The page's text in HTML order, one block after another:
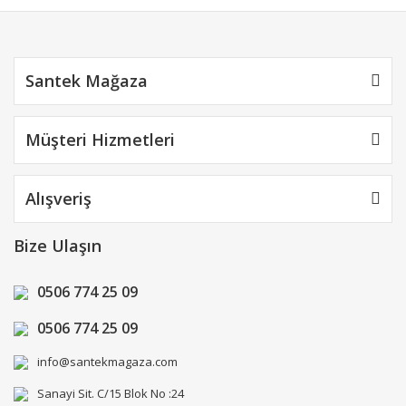
Santek Mağaza
Müşteri Hizmetleri
Alışveriş
Bize Ulaşın
0506 774 25 09
0506 774 25 09
info@santekmagaza.com
Sanayi Sit. C/15 Blok No :24